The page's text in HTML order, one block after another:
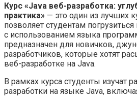
Курс «Java веб-разработка:
практика» — это один из лучших
позволяет студентам
с использованием языка
предназначен для новичков,
разработчиков, которые хотят
веб-разработке на Java.
В рамках курса студенты изучат
разработки на языке Java,